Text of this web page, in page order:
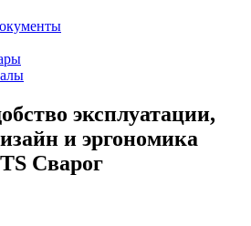
эксплуатации,
и эргономика
Сварог